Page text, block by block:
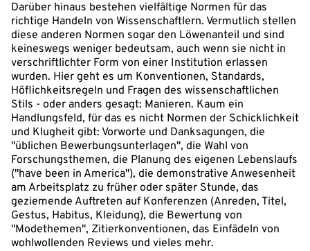
Darüber hinaus bestehen vielfältige Normen für das
richtige Handeln von Wissenschaftlern. Vermutlich stellen
diese anderen Normen sogar den Löwenanteil und sind
keineswegs weniger bedeutsam, auch wenn sie nicht in
verschriftlichter Form von einer Institution erlassen
wurden. Hier geht es um Konventionen, Standards,
Höflichkeitsregeln und Fragen des wissenschaftlichen
Stils - oder anders gesagt: Manieren. Kaum ein
Handlungsfeld, für das es nicht Normen der Schicklichkeit
und Klugheit gibt: Vorworte und Danksagungen, die
"üblichen Bewerbungsunterlagen", die Wahl von
Forschungsthemen, die Planung des eigenen Lebenslaufs
("have been in America"), die demonstrative Anwesenheit
am Arbeitsplatz zu früher oder später Stunde, das
geziemende Auftreten auf Konferenzen (Anreden, Titel,
Gestus, Habitus, Kleidung), die Bewertung von
"Modethemen", Zitierkonventionen, das Einfädeln von
wohlwollenden Reviews und vieles mehr.